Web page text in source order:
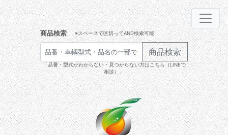
商品検索 ※スペースで区切ってAND検索可能
商品検索
「品番・型式がわからない・見つからない方はこちら（LINEで
相談）」